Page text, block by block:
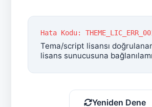
Hata Kodu:
Tema/script lisansı
lisans sunucusuna
Yeniden Dene